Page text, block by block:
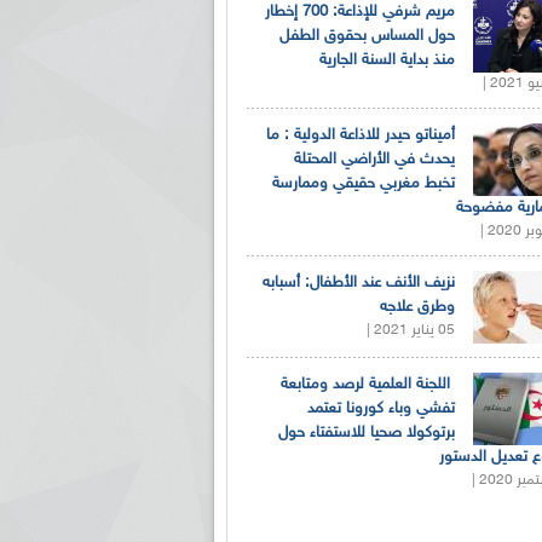
مريم شرفي للإذاعة: 700 إخطار
حول المساس بحقوق الطفل
منذ بداية السنة الجارية
أميناتو حيدر للاذاعة الدولية : ما
يحدث في الأراضي المحتلة
تخبط مغربي حقيقي وممارسة
مفضوحة
نزيف الأنف عند الأطفال: أسبابه
وطرق علاجه
05 يناير 2021 |
اللجنة العلمية لرصد ومتابعة
تفشي وباء كورونا تعتمد
برتوكولا صحيا للاستفتاء حول
تعديل الدستور